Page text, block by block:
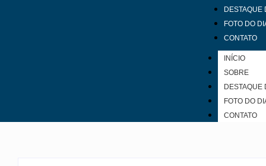
DESTAQUE
FOTO DO
CONTATO
INÍCIO
SOBRE
DESTAQUE
FOTO DO
CONTATO